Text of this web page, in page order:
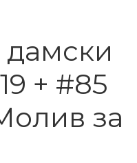
дамски
+ #85
за